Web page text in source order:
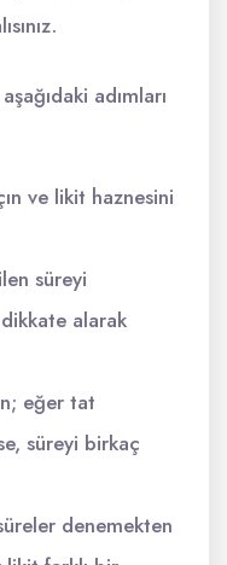
adımları
ve likit haznesini
süreyi
alarak
eğer tat
süreyi birkaç
denemekten